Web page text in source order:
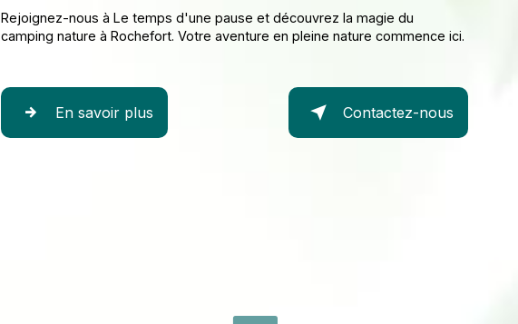
Rejoignez-nous à Le temps d'une pause et découvrez la magie du
camping nature à Rochefort. Votre aventure en pleine nature commence ici.
En savoir plus Contactez-nous